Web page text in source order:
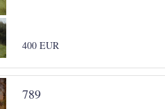
400 EUR
789